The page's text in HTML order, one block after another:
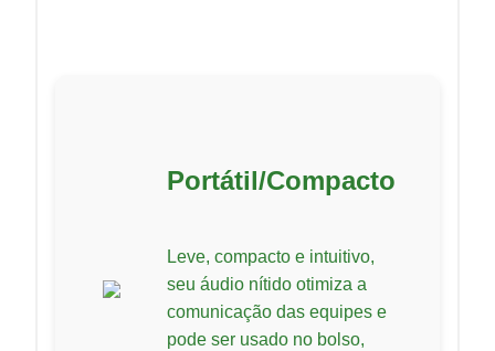
Portátil/Compacto
Leve, compacto e intuitivo,
seu áudio nítido otimiza a
comunicação das equipes e
pode ser usado no bolso,